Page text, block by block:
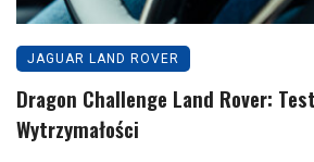
JAGUAR LAND ROVER
Dragon Challenge Land Rover:
Wytrzymałości